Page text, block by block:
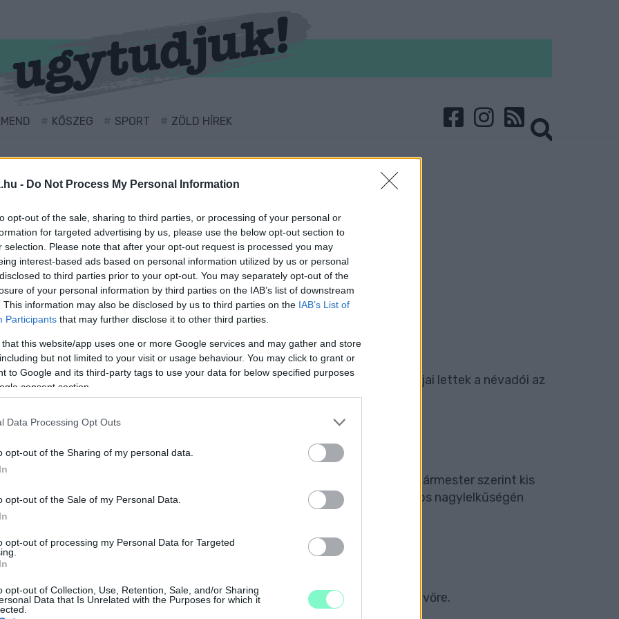
- Do Not Process My Personal Information
opt-out of the sale, sharing to third parties, or processing of your personal or
for targeted advertising by us, please use the below opt-out section to
selection. Please note that after your opt-out request is processed you may
interest-based ads based on personal information utilized by us or personal
to third parties prior to your opt-out. You may separately opt-out of the
of your personal information by third parties on the IAB’s list of downstream
This information may also be disclosed by us to third parties on the IAB’s List of
Participants that may further disclose it to other third parties.
that this website/app uses one or more Google services and may gather and store
but not limited to your visit or usage behaviour. You may click to grant or
to Google and its third-party tags to use your data for below specified purposes
consent section.
Data Processing Opt Outs
opt-out of the Sharing of my personal data.
opt-out of the Sale of my Personal Data.
opt-out of processing my Personal Data for Targeted
opt-out of Collection, Use, Retention, Sale, and/or Sharing
Data that Is Unrelated with the Purposes for which it
KŐSZEG SPORT ZÖLD HÍREK
ellátva.
KAPTA A NEVÉT AZ ÚJ NÁDORVÁROSI JÁTSZÓTÉR
és Panka, Dézsi Csaba András mesekönyvben is megénekelt papagájai lettek a névadói az
MEGOLDHATNÁ A KERT UTCA PARKOLÁSI GONDJAIT
nagyon problémás a volt lemezgyár területe. Ugyanígy Dézsi polgármester szerint kis
alapon. A Kert utcában adja magát a megoldás, csak egy helyi milliomos nagylelkűségén
PARKOLÓZÓNA HATÁRÁT GYŐRBEN A POLGÁRMESTER
a Tihanyi Árpád út között a legtöbb utcában fizetni kell a parkolásért jövőre.